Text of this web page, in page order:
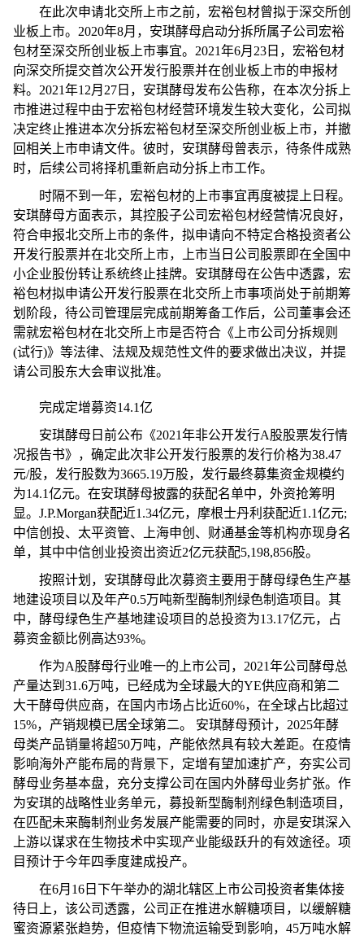
在此次申请北交所上市之前，宏裕包材曾拟于深交所创
业板上市。2020年8月，安琪酵母启动分拆所属子公司宏裕
包材至深交所创业板上市事宜。2021年6月23日，宏裕包材
向深交所提交首次公开发行股票并在创业板上市的申报材
料。2021年12月27日，安琪酵母发布公告称，在本次分拆上
市推进过程中由于宏裕包材经营环境发生较大变化，公司拟
决定终止推进本次分拆宏裕包材至深交所创业板上市，并撤
回相关上市申请文件。彼时，安琪酵母曾表示，待条件成熟
时，后续公司将择机重新启动分拆上市工作。
时隔不到一年，宏裕包材的上市事宜再度被提上日程。
安琪酵母方面表示，其控股子公司宏裕包材经营情况良好，
符合申报北交所上市的条件，拟申请向不特定合格投资者公
开发行股票并在北交所上市，上市当日公司 股票即在全国中
小企业股份转让系统终止挂牌。安琪酵母在公告中透露，宏
裕包材拟申请公开发行股票在北交所上市事项尚处于前期筹
划阶段，待公司管理层完成前期筹备工作后，公司董事会还
需就宏裕包材在北交所上市是否符合《上市公司分拆规则
(试行)》等法律、法规及规范性文件的要求做出决议，并提
请公司股东大会审议批准。
完成定增募资14.1亿
安琪酵母日前公布《2021年非公开发行A股股票发行情
况报告书》，确定此次非公开发行股票的发行价格为38.47
元/股，发行股数为3665.19万股，发行最终募集资金规模约
为14.1亿元。在安琪酵母披露的获配名单中，外资抢筹明
显。J.P.Morgan获配近1.34亿元，摩根士丹利获配近1.1亿元;
中信创投、太平资管、上海申创、财通基金等机构亦现身名
单，其中中信创业投资出资近2亿元获配5,198,856股。
按照计划，安琪酵母此次募资主要用于酵母绿色生产基
地建设项目以及年产0.5万吨新型酶制剂绿色制造项目。其
中，酵母绿色生产基地建设项目的总投资为13.17亿元，占
募资金额比例高达93%。
作为A股酵母行业唯一的上市公司，2021年公司酵母总
产量达到31.6万吨，已经成为全球最大的YE供应商和第二
大干酵母供应商，在国内市场占比近60%，在全球占比超过
15%，产销规模已居全球第二。 安琪酵母预计，2025年酵
母类产品销量将超50万吨，产能依然具有较大差距。在疫情
影响海外产能布局的背景下，定增有望加速扩产，夯实公司
酵母业务基本盘，充分支撑公司在国内外酵母业务扩张。作
为安琪的战略性业务单元，募投新型酶制剂绿色制造项目，
在匹配未来酶制剂业务发展产能需要的同时，亦是安琪深入
上游以谋求在生物技术中实现产业能级跃升的有效途径。项
目预计于今年四季度建成投产。
在6月16日下午举办的湖北辖区上市公司投资者集体接
待日上，该公司透露，公司正在推进水解糖项目，以缓解糖
蜜资源紧张趋势，但疫情下物流运输受到影响，45万吨水解